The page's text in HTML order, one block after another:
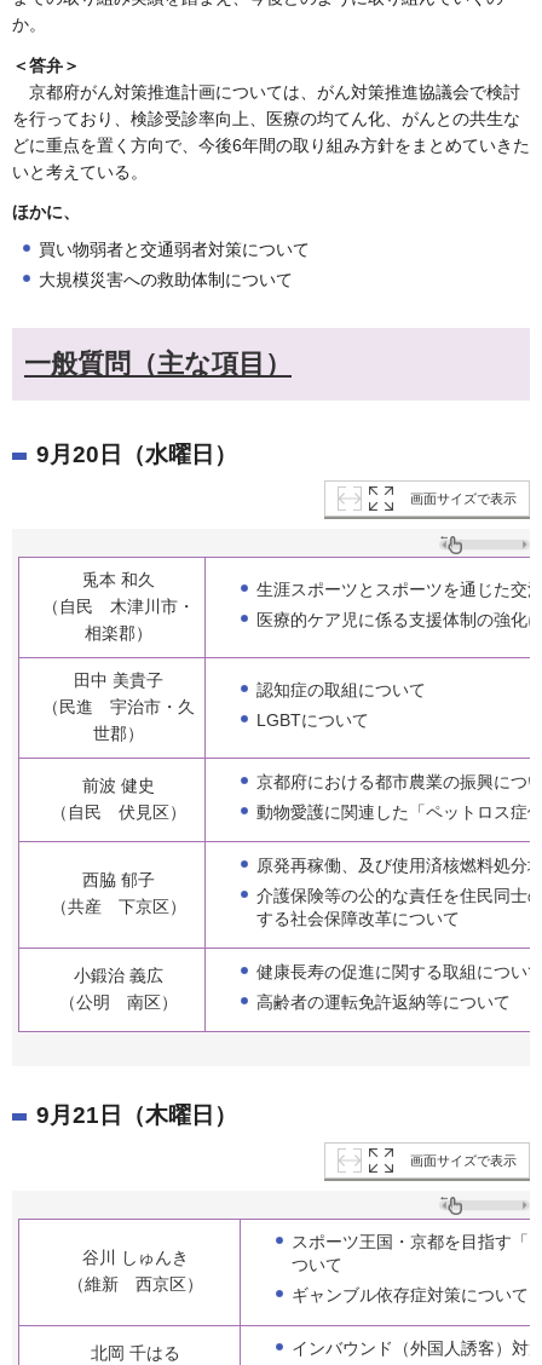
か。
＜答弁＞
京都府がん対策推進計画については、がん対策推進協議会で検討
を行っており、検診受診率向上、医療の均てん化、がんとの共生な
どに重点を置く方向で、今後6年間の取り組み方針をまとめていきた
いと考えている。
ほかに、
買い物弱者と交通弱者対策について
大規模災害への救助体制について
一般質問（主な項目）
9月20日（水曜日）
画面サイズで表示
兎本 和久
（自民 木津川市・
相楽郡）
生涯スポーツとスポーツを通じた交
医療的ケア児に係る支援体制の強化
田中 美貴子
（民進 宇治市・久
世郡）
認知症の取組について
LGBTについて
前波 健史
（自民 伏見区）
京都府における都市農業の振興につ
動物愛護に関連した「ペットロス症
西脇 郁子
（共産 下京区）
原発再稼働、及び使用済核燃料処分
介護保険等の公的な責任を住民同士
する社会保障改革について
小鍛治 義広
（公明 南区）
健康長寿の促進に関する取組につい
高齢者の運転免許返納等について
9月21日（木曜日）
画面サイズで表示
谷川 しゅんき
（維新 西京区）
スポーツ王国・京都を目指す「
ついて
ギャンブル依存症対策について
北岡 千はる
インバウンド（外国人誘客）対